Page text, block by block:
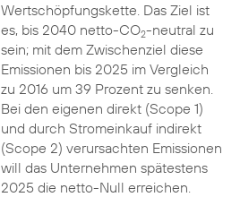
Wertschöpfungskette. Das Ziel ist
es, bis 2040 netto-CO2-neutral zu
sein; mit dem Zwischenziel diese
Emissionen bis 2025 im Vergleich
zu 2016 um 39 Prozent zu senken.
Bei den eigenen direkt (Scope 1)
und durch Stromeinkauf indirekt
(Scope 2) verursachten Emissionen
will das Unternehmen spätestens
2025 die netto-Null erreichen.